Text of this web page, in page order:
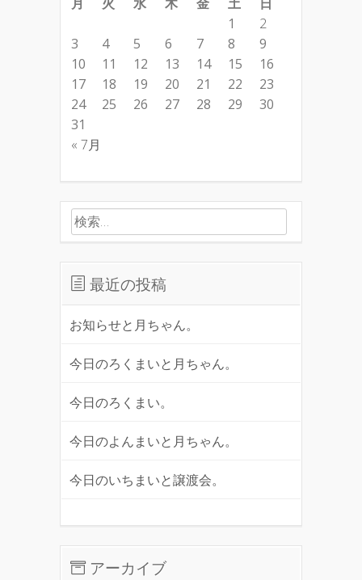
« 7月
1
2
3
4 5 6 7 8
9
10
11 12 13 14 15
16
17
18 19 20 21 22
23
24
25 26 27 28 29
30
31
検索:
最近の投稿
お知らせと月ちゃん。
今日のろくまいと月ちゃん。
今日のろくまい。
今日のよんまいと月ちゃん。
今日のいちまいと譲渡会。
アーカイブ